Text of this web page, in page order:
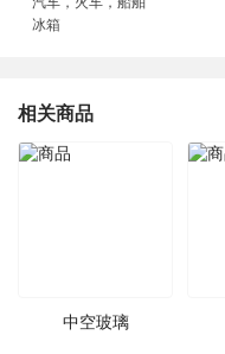
冰箱
相关商品
中空玻璃